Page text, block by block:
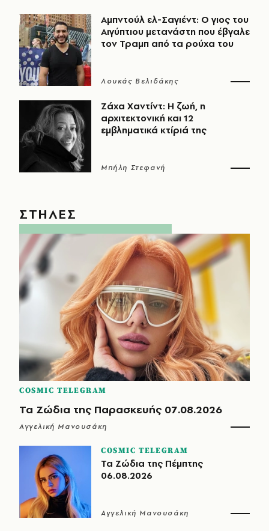
Αμπντούλ ελ-Σαγιέντ: Ο γιος του
Αιγύπτιου μετανάστη που έβγαλε
τον Τραμπ από τα ρούχα του
Λουκάς Βελιδάκης
Ζάχα Χαντίντ: Η ζωή, η
αρχιτεκτονική και 12
εμβληματικά κτίριά της
Μπήλη Στεφανή
ΣΤΗΛΕΣ
COSMIC TELEGRAM
Τα Ζώδια της Παρασκευής 07.08.2026
Αγγελική Μανουσάκη
COSMIC TELEGRAM
Τα Ζώδια της Πέμπτης
06.08.2026
Αγγελική Μανουσάκη